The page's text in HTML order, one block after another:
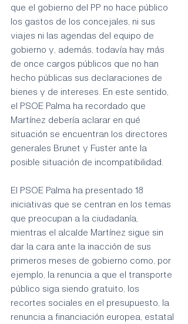
que el gobierno del PP no hace público
los gastos de los concejales, ni sus
viajes ni las agendas del equipo de
gobierno y, además, todavía hay más
de once cargos públicos que no han
hecho públicas sus declaraciones de
bienes y de intereses. En este sentido,
el PSOE Palma ha recordado que
Martínez debería aclarar en qué
situación se encuentran los directores
generales Brunet y Fuster ante la
posible situación de incompatibilidad.
El PSOE Palma ha presentado 18
iniciativas que se centran en los temas
que preocupan a la ciudadanía,
mientras el alcalde Martínez sigue sin
dar la cara ante la inacción de sus
primeros meses de gobierno como, por
ejemplo, la renuncia a que el transporte
público siga siendo gratuito, los
recortes sociales en el presupuesto, la
renuncia a financiación europea, estatal